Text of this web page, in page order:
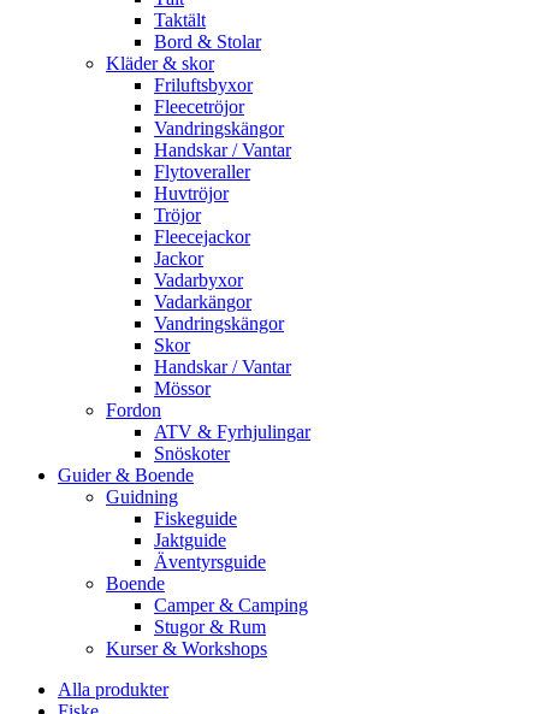
Taktält
Bord & Stolar
Kläder & skor
Friluftsbyxor
Fleecetröjor
Vandringskängor
Handskar / Vantar
Flytoveraller
Huvtröjor
Tröjor
Fleecejackor
Jackor
Vadarbyxor
Vadarkängor
Vandringskängor
Skor
Handskar / Vantar
Mössor
Fordon
ATV & Fyrhjulingar
Snöskoter
Guider & Boende
Guidning
Fiskeguide
Jaktguide
Äventyrsguide
Boende
Camper & Camping
Stugor & Rum
Kurser & Workshops
Alla produkter